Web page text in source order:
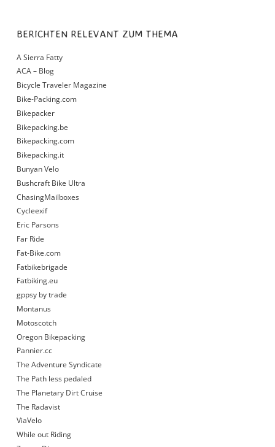
BERICHTEN RELEVANT ZUM THEMA
A Sierra Fatty
ACA – Blog
Bicycle Traveler Magazine
Bike-Packing.com
Bikepacker
Bikepacking.be
Bikepacking.com
Bikepacking.it
Bunyan Velo
Bushcraft Bike Ultra
ChasingMailboxes
Cycleexif
Eric Parsons
Far Ride
Fat-Bike.com
Fatbikebrigade
Fatbiking.eu
gppsy by trade
Montanus
Motoscotch
Oregon Bikepacking
Pannier.cc
The Adventure Syndicate
The Path less pedaled
The Planetary Dirt Cruise
The Radavist
ViaVelo
While out Riding